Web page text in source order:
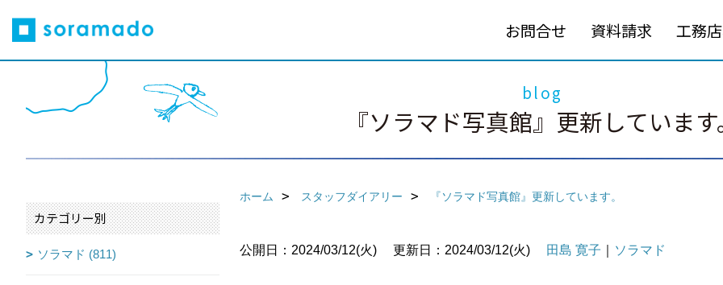
お問合せ 資料請求 工務
blog
『ソラマド写真館』更新していま
ホーム スタッフダイアリー 『ソラマド写真館』更新しています。
公開日：2024/03/12(火) 更新日：2024/03/12(火) 田島 寛子 ソラマド
カテゴリー別
ソラマド (811)